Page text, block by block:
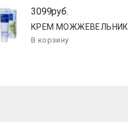
3099руб.
КРЕМ МОЖЖЕВЕЛЬНИК